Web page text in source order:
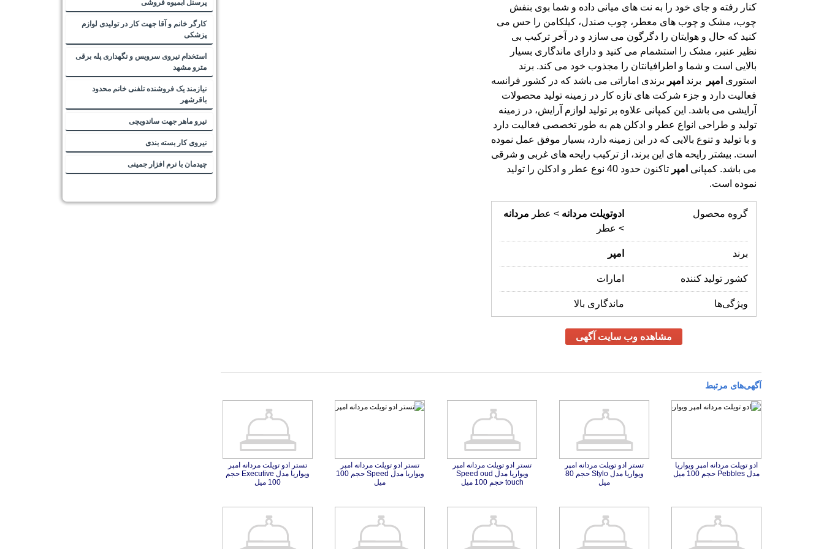
استوری امپر برند امپر برندی اماراتی می باشد که در کشور فرانسه
فعالیت دارد و جزء شرکت های تازه کار در زمینه تولید محصولات
آرایشی می باشد. این کمپانی علاوه بر تولید لوازم آرایش، در زمینه
تولید و طراحی انواع عطر و ادکلن هم به طور تخصصی فعالیت دارد
و با تولید و تنوع بالایی که در این زمینه دارد، بسیار موفق عمل نموده
است. بیشتر رایحه های این برند، از ترکیب رایحه های غربی و شرقی
می باشد. کمپانی امپر
تاکنون حدود 40 نوع عطر و ادکلن را تولید
نموده است.
گروه محصول ادوتویلت مردانه > عطر مردانه
> عطر
برند امپر
کشور تولید کننده امارات
ویژگی‌ها ماندگاری بالا
مشاهده وب سایت آگهی
آگهی‌های مرتبط
ادو تویلت مردانه امپر ویواریا
مدل Pebbles حجم 100 میل
تستر ادو تویلت مردانه امپر
ویواریا مدل Stylo حجم 80
میل
تستر ادو تویلت مردانه امپر
ویواریا مدل Speed oud
touch حجم 100 میل
تستر ادو تویلت مردانه امپر
ویواریا مدل Speed حجم 100
میل
تستر ادو تویلت مردانه امپر
ویواریا مدل Executive حجم
100 میل
پرسنل آبمیوه فروشی
کارگر خانم و آقا جهت کار در تولیدی لوازم
پزشکی
استخدام نیروی سرویس و نگهداری پله برقی
مترو مشهد
نیازمند یک فروشنده تلفنی خانم محدود
باقرشهر
نیرو ماهر جهت ساندویچی
نیروی کار بسته بندی
چیدمان با نرم افزار جمینی